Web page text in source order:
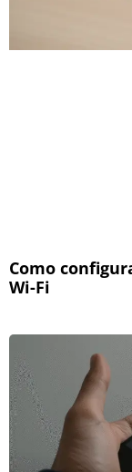
Como
Wi-Fi